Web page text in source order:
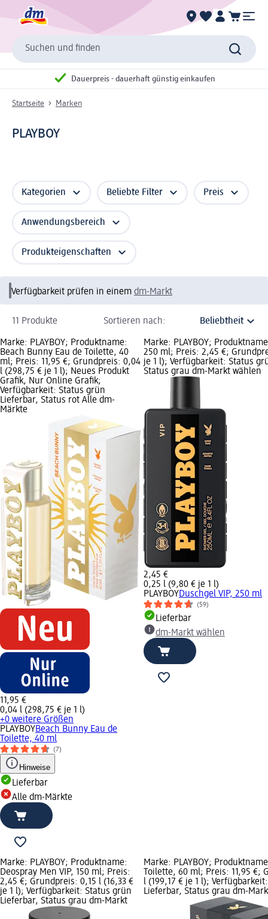
Suchen und finden
Dauerpreis - dauerhaft günstig einkaufen
Startseite Marken
PLAYBOY
Kategorien Beliebte Filter Preis
Anwendungsbereich
Produkteigenschaften
Verfügbarkeit prüfen in einem dm-Markt
11 Produkte Sortieren nach:
Marke: PLAYBOY; Produktname:
Beach Bunny Eau de Toilette, 40
ml; Preis: 11,95 €; Grundpreis: 0,04
l (298,75 € je 1 l); Neues Produkt
Grafik, Nur Online Grafik;
Verfügbarkeit: Status grün
Lieferbar, Status rot Alle dm-
Märkte
11,95 €
0,04 l (298,75 € je 1 l)
+0 weitere Größen
PLAYBOYBeach Bunny Eau de
Toilette, 40 ml
(7)
Hinweise
Lieferbar
Alle dm-Märkte
Marke: PLAYBOY;
250 ml; Preis: 2,45 €;
je 1 l); Verfügbarkeit: Status
Status grau dm-Markt wählen
2,45 €
0,25 l (9,80 € je 1 l)
PLAYBOYDuschgel VIP, 250 ml
(59)
Lieferbar
dm-Markt wählen
Marke: PLAYBOY; Produktname:
Deospray Men VIP, 150 ml; Preis:
2,45 €; Grundpreis: 0,15 l (16,33 €
je 1 l); Verfügbarkeit: Status grün
Lieferbar, Status grau dm-Markt
Marke: PLAYBOY;
Toilette, 60 ml; Preis: 11,95 €;
l (199,17 € je 1 l);
Lieferbar, Status grau dm-